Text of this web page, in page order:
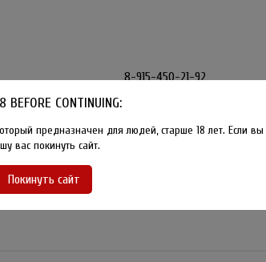
8-915-450-21-92
Г. Москва, улица
BEFORE CONTINUING:
предназначен для людей, старше 18 лет. Если вы
вас покинуть сайт.
Покинуть сайт